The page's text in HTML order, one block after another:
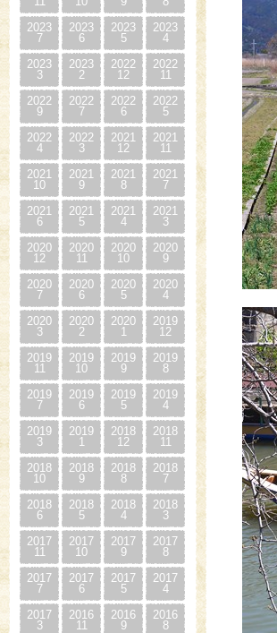
2023
7
2023
6
2023
5
2023
4
2023
3
2023
2
2022
12
2022
11
2022
9
2022
7
2022
6
2022
5
2022
4
2022
3
2021
12
2021
11
2021
10
2021
9
2021
8
2021
7
2021
6
2021
5
2021
4
2021
3
2020
12
2020
11
2020
10
2020
9
2020
7
2020
6
2020
5
2020
4
2020
3
2020
2
2020
1
2019
12
2019
11
2019
10
2019
9
2019
8
2019
7
2019
6
2019
5
2019
4
2019
3
2019
1
2018
12
2018
11
2018
10
2018
9
2018
8
2018
7
2018
6
2018
5
2018
4
2018
3
2017
11
2017
10
2017
9
2017
8
2017
7
2017
6
2017
5
2017
4
2017
3
2016
11
2016
9
2016
8